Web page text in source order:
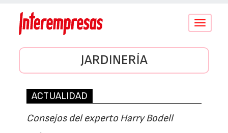
Conmutar
JARDINERÍA
ACTUALIDAD
Consejos del experto Harry Bodell